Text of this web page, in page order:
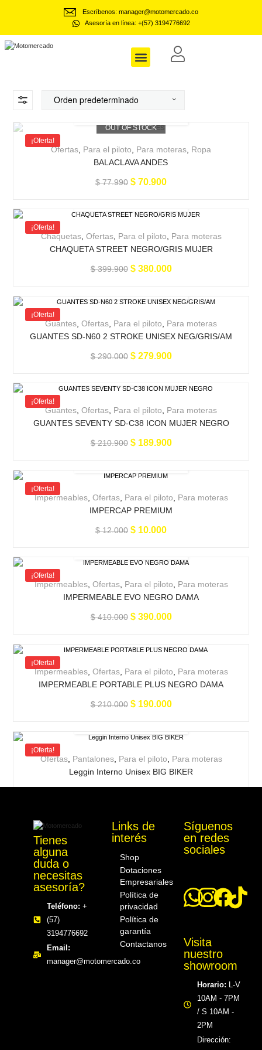
Asesoría en línea: +(57) 3194776692
Escríbenos: manager@motomercado.co
¡Oferta!
OUT OF STOCK
Ofertas Para el piloto Para moteras Ropa
BALACLAVA ANDES
$77.990 $ 70.900
¡Oferta!
Chaquetas, Ofertas, Para el piloto
Para moteras
CHAQUETA STREET NEGRO/GRIS MUJER
$399.900 $380.000
¡Oferta!
Guantes Ofertas Para el piloto
Para moteras
GUANTES SD-N60 2 STROKE UNISEX NEG/GRIS/AM
$290.000 $279.900
¡Oferta!
Guantes, Ofertas, Para el piloto, Para moteras
GUANTES SEVENTY SD-C38 ICON MUJER NEGRO
$210.900 $189.900
¡Oferta!
Impermeables, Ofertas, Para el piloto
Para moteras
IMPERCAP PREMIUM
$12.000 $ 10.000
¡Oferta!
Impermeables, Ofertas, Para el piloto, Para moteras
IMPERMEABLE EVO NEGRO DAMA
$410.000 $390.000
¡Oferta!
Impermeables, Ofertas, Para el piloto
Para moteras
IMPERMEABLE PORTABLE PLUS NEGRO DAMA
$210.000 $190.000
¡Oferta!
Ofertas, Pantalones, Para el piloto
Para moteras
Leggin Interno Unisex BIG BIKER
Motomercado
Tienes
alguna
duda o
necesitas
asesoría?
Teléfono: +
(57)
3194776692
Email:
manager@motomercado.co
Links de
interés
Shop
Dotaciones
Empresariales
Política de
privacidad
Política de
garantía
Contactanos
Síguenos
en redes
sociales
Visita
nuestro
showroom
Horario: L-V
10AM - 7PM
/ S 10AM -
2PM
Dirección: